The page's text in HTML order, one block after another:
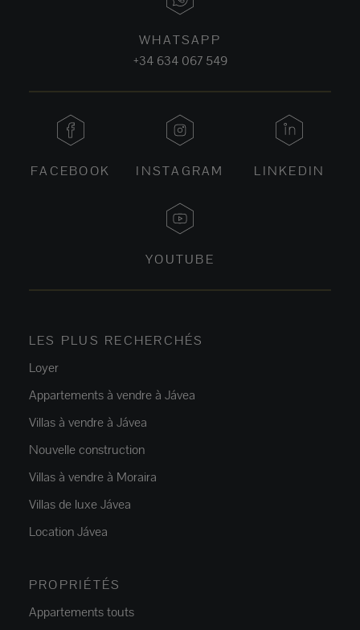
WHATSAPP
+34 634 067 549
FACEBOOK INSTAGRAM LINKEDIN
YOUTUBE
LES PLUS RECHERCHÉS
Loyer
Appartements à vendre à Jávea
Villas à vendre à Jávea
Nouvelle construction
Villas à vendre à Moraira
Villas de luxe Jávea
Location Jávea
PROPRIÉTÉS
Appartements touts